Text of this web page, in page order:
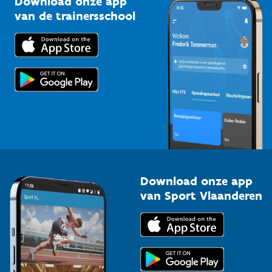
Bedrijven
Trainers en begeleiders
Topsporters
Downloads
Voor de pers
van de trainersschool
Download onze app
van Sport Vlaanderen